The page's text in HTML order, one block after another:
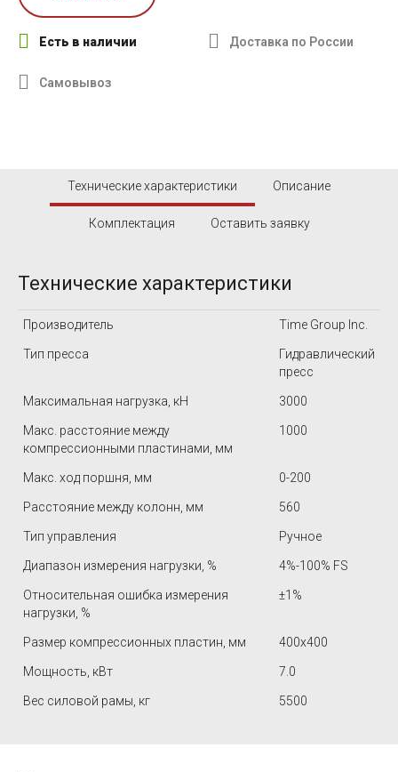
Есть в наличии Доставка по России
Самовывоз
Технические характеристики Описание
Комплектация Оставить заявку
Технические характеристики
Производитель Time Group Inc.
Тип пресса
Гидравлический
пресс
Максимальная нагрузка, кН 3000
Макс. расстояние между
компрессионными пластинами, мм
1000
Макс. ход поршня, мм 0-200
Расстояние между колонн, мм 560
Тип управления Ручное
Диапазон измерения нагрузки, % 4%-100% FS
Относительная ошибка измерения
нагрузки, %
±1%
Размер компрессионных пластин, мм 400x400
Мощность, кВт 7.0
Вес силовой рамы, кг 5500